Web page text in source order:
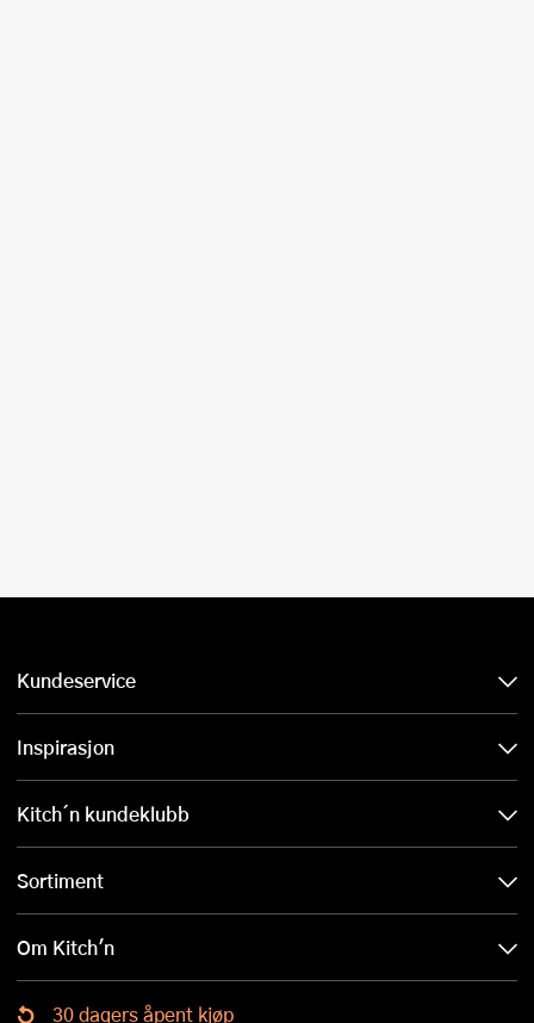
Kundeservice
Inspirasjon
Kitch´n kundeklubb
Sortiment
Om Kitch'n
30 dagers åpent kjøp